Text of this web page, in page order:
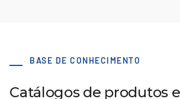
BASE DE CONHECIMENTO
Catálogos de produtos